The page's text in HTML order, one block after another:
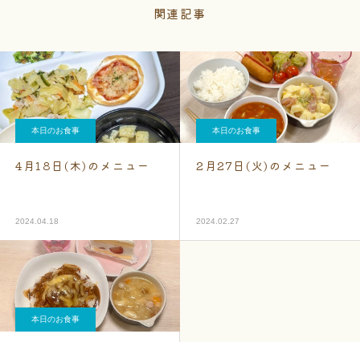
関連記事
本日のお食事
4月18日(木)のメニュー
2024.04.18
本日のお食事
2月27日(火)のメニュー
2024.02.27
本日のお食事